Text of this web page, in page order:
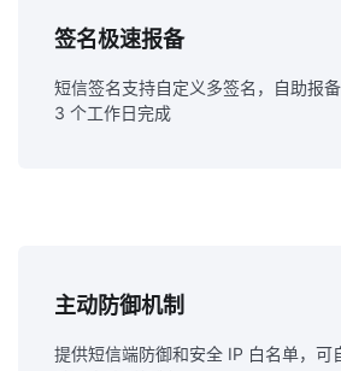
签名极速报备
短信签名支持自定义多签名，自助报
3 个工作日完成
主动防御机制
提供短信端防御和安全 IP 白名单，可